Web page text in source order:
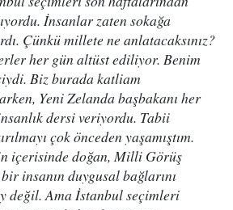
İnsanlar zaten sokağa
Çünkü millete ne anlatacaksınız?
her gün altüst ediliyor. Benim
Biz burada katliam
Yeni Zelanda başbakanı her
dersi veriyordu. Tabii
çok önceden yaşamıştım.
içerisinde doğan, Milli Görüş
insanın duygusal bağlarını
değil. Ama İstanbul seçimleri